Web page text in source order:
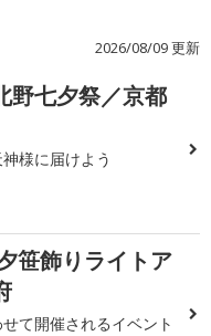
2026/08/09 更新
野七夕祭／京都
様に届けよう
笹飾りライトア
て開催されるイベント